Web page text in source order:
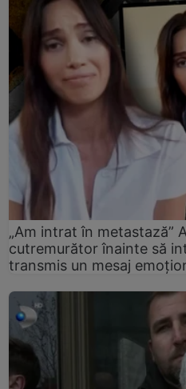
„Am intrat în metastază”
cutremurător înainte să
transmis un mesaj